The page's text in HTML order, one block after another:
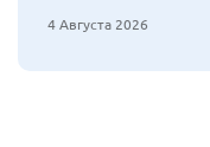
4 Августа 2026